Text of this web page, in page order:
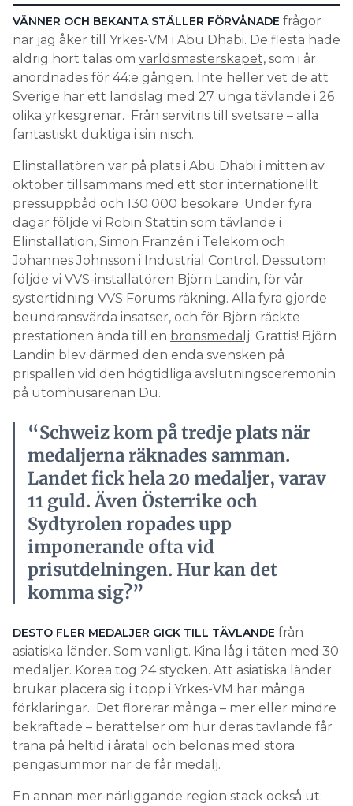
VÄNNER OCH BEKANTA STÄLLER FÖRVÅNADE frågor
när jag åker till Yrkes-VM i Abu Dhabi. De flesta hade
aldrig hört talas om världsmästerskapet, som i år
anordnades för 44:e gången. Inte heller vet de att
Sverige har ett landslag med 27 unga tävlande i 26
olika yrkesgrenar. Från servitris till svetsare – alla
fantastiskt duktiga i sin nisch.
Elinstallatören var på plats i Abu Dhabi i mitten av
oktober tillsammans med ett stor internationellt
pressuppbåd och 130 000 besökare. Under fyra
dagar följde vi Robin Stattin som tävlande i
Elinstallation, Simon Franzén i Telekom och
Johannes Johnsson i Industrial Control. Dessutom
följde vi VVS-installatören Björn Landin, för vår
systertidning VVS Forums räkning. Alla fyra gjorde
beundransvärda insatser, och för Björn räckte
prestationen ända till en bronsmedalj. Grattis! Björn
Landin blev därmed den enda svensken på
prispallen vid den högtidliga avslutningsceremonin
på utomhusarenan Du.
“Schweiz kom på tredje plats när
medaljerna räknades samman.
Landet fick hela 20 medaljer, varav
11 guld. Även Österrike och
Sydtyrolen ropades upp
imponerande ofta vid
prisutdelningen. Hur kan det
komma sig?”
DESTO FLER MEDALJER GICK TILL TÄVLANDE från
asiatiska länder. Som vanligt. Kina låg i täten med 30
medaljer. Korea tog 24 stycken. Att asiatiska länder
brukar placera sig i topp i Yrkes-VM har många
förklaringar. Det florerar många – mer eller mindre
bekräftade – berättelser om hur deras tävlande får
träna på heltid i åratal och belönas med stora
pengasummor när de får medalj.
En annan mer närliggande region stack också ut: